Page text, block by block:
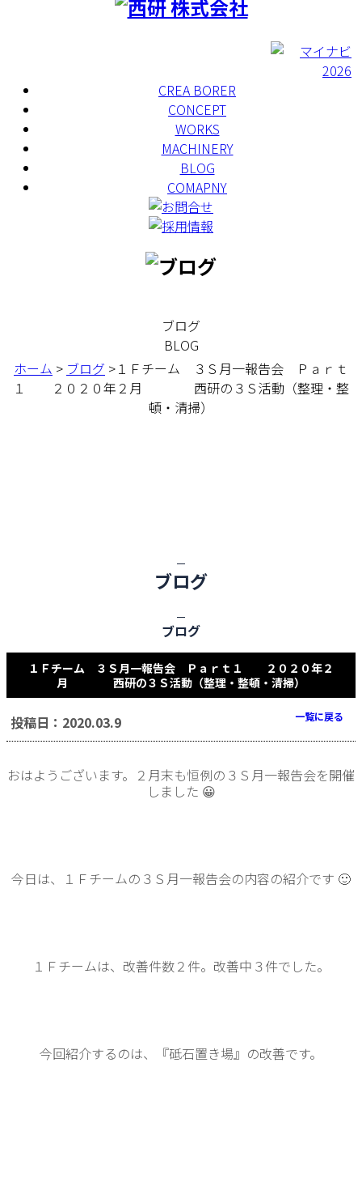
CREA BORER
CONCEPT
WORKS
MACHINERY
BLOG
COMAPNY
ブログ
BLOG
ホーム > ブログ >１Ｆチーム ３Ｓ月一報告会 Ｐａｒｔ
１ ２０２０年２月 西研の３Ｓ活動（整理・整
頓・清掃）
ブログ
ブログ
１Ｆチーム ３Ｓ月一報告会 Ｐａｒｔ１ ２０２０年２
月 西研の３Ｓ活動（整理・整頓・清掃）
投稿日：2020.03.9 一覧に戻る
おはようございます。２月末も恒例の３Ｓ月一報告会を開催
しました 😀
今日は、１Ｆチームの３Ｓ月一報告会の内容の紹介です 🙂
１Ｆチームは、改善件数２件。改善中３件でした。
今回紹介するのは、『砥石置き場』の改善です。